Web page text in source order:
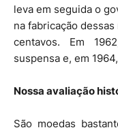
leva em seguida o
na fabricação
centavos. Em
suspensa e, em
Nossa avaliação
São moedas